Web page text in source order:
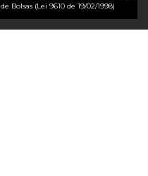
de Bolsas (Lei 9610 de 19/02/1998)